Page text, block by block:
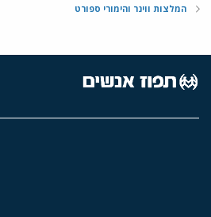
המלצות ווינר והימורי ספורט